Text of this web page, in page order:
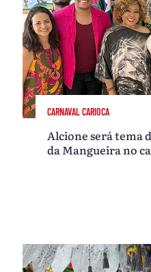
CARNAVAL CARIOCA
Alcione será tema
da Mangueira no